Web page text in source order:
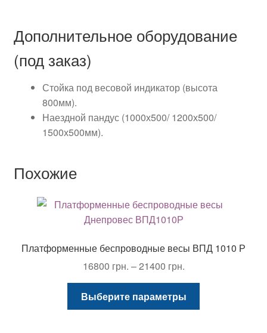
Дополнительное оборудование
(под заказ)
Стойка под весовой индикатор (высота
800мм).
Наездной пандус (1000х500/ 1200х500/
1500х500мм).
Похожие
Платформенные беспроводные весы ВПД 1010 Р
16800 грн. –21400 грн.Диапазон
цен:
16800 грн.
–
Выберите параметры